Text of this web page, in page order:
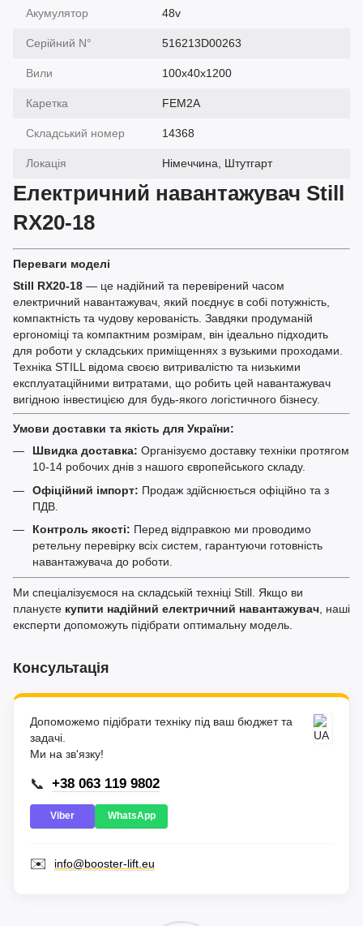
Акумулятор 48v
Серійний N° 516213D00263
Вили 100x40x1200
Каретка FEM2A
Складський номер 14368
Локація Німеччина, Штутгарт
Електричний навантажувач Still
RX20-18
Переваги моделі
Still RX20-18 — це надійний та перевірений часом
електричний навантажувач, який поєднує в собі потужність,
компактність та чудову керованість. Завдяки продуманій
ергономіці та компактним розмірам, він ідеально підходить
для роботи у складських приміщеннях з вузькими проходами.
Техніка STILL відома своєю витривалістю та низькими
експлуатаційними витратами, що робить цей навантажувач
вигідною інвестицією для будь-якого логістичного бізнесу.
Умови доставки та якість для України:
Швидка доставка: Організуємо доставку техніки протягом
10-14 робочих днів з нашого європейського складу.
Офіційний імпорт: Продаж здійснюється офіційно та з
ПДВ.
Контроль якості: Перед відправкою ми проводимо
ретельну перевірку всіх систем, гарантуючи готовність
навантажувача до роботи.
Ми спеціалізуємося на складській техніці Still. Якщо ви
плануєте купити надійний електричний навантажувач , наші
експерти допоможуть підібрати оптимальну модель.
Консультація
Допоможемо підібрати техніку під ваш бюджет та
задачі.
Ми на зв'язку!
📞 +38 063 119 9802
Viber WhatsApp
✉️ info@booster-lift.eu